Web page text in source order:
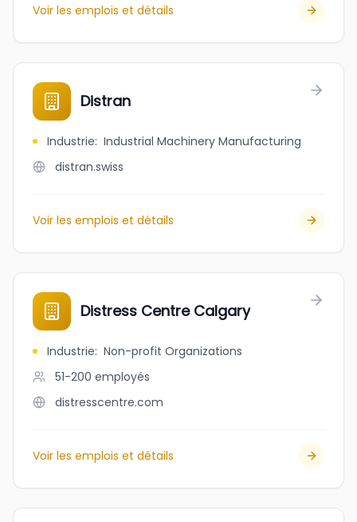
Voir les emplois et détails
Distran
Industrie: Industrial Machinery Manufacturing
distran.swiss
Voir les emplois et détails
Distress Centre Calgary
Industrie: Non-profit Organizations
51-200 employés
distresscentre.com
Voir les emplois et détails